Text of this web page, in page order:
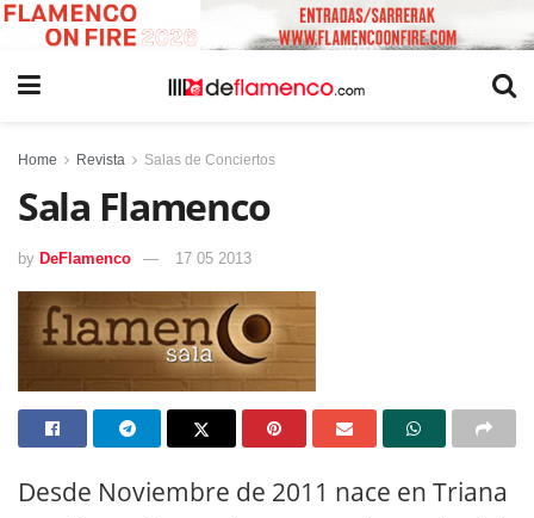
Home Revista Salas de Conciertos
Sala Flamenco
by DeFlamenco 17 05 2013
Desde Noviembre de 2011 nace en Triana